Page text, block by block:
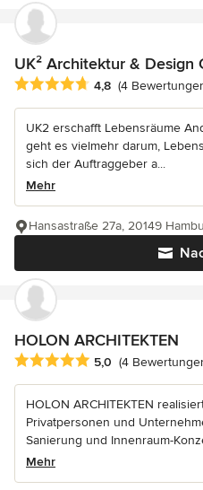
UK² Architektur & Design
Durchschnittliche Bewertung:
4,8 (4
UK2 erschafft Lebensräume
geht es vielmehr darum,
sich der Auftraggeber a...
Mehr
Hansastraße 27a, 20149
HOLON ARCHITEKTEN
Durchschnittliche Bewertung:
5,0 (4
HOLON ARCHITEKTEN
Privatpersonen und
Sanierung und Innenraum-
Mehr